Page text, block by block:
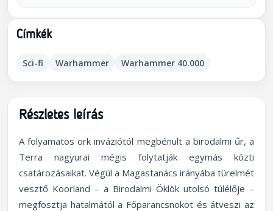
Címkék
Sci-fi Warhammer Warhammer 40.000
Részletes leírás
A folyamatos ork inváziótól megbénult a birodalmi űr, a
Terra nagyurai mégis folytatják egymás közti
csatározásaikat. Végül a Magastanács irányába türelmét
vesztő Koorland – a Birodalmi Öklök utolsó túlélője –
megfosztja hatalmától a Főparancsnokot és átveszi az